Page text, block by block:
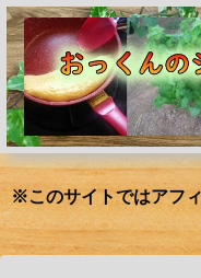
※このサイトではアフ